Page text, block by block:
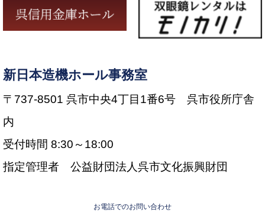
新日本造機ホール事務室
〒737-8501 呉市中央4丁目1番6号 呉市役所庁舎
内
受付時間 8:30～18:00
指定管理者 公益財団法人呉市文化振興財団
お電話でのお問い合わせ